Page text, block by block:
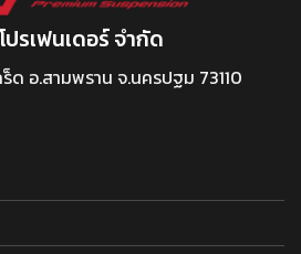
ปรเฟนเดอร์ จำกัด
ด อ.สามพราน จ.นครปฐม 73110